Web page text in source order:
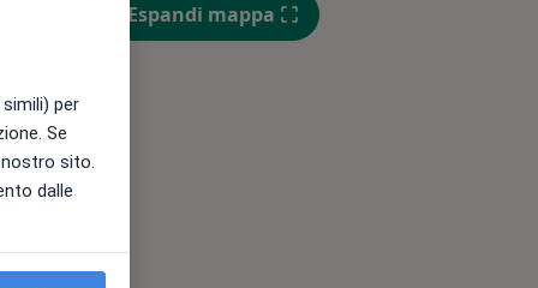
Mer,
12 Ago
Espandi mappa
per
Se
sito.
dalle